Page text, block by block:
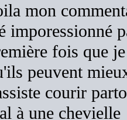
mon
imporessionné
fois que
peuvent
courir
à une